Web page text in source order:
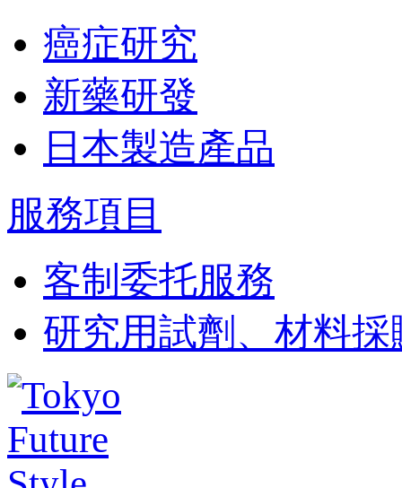
癌症研究
新藥研發
日本製造產品
服務項目
客制委托服務
研究用試劑、材料採